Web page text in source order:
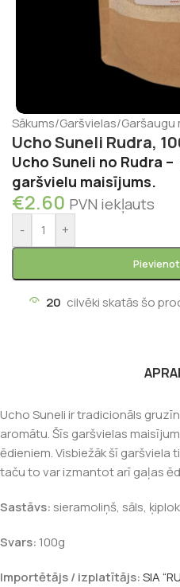
Sākums/Garšvielas/Garšaugu
Ucho Suneli Rudra,
Ucho Suneli no Rudra
garšvielu maisījums.
€2.60 PVN iekļauts
- +
20 cilvēki skatās šo
Ucho Suneli ir tradicionāls
aromātu. Šīs garšvielas
ēdieniem. Visbiežāk šī garšviela
taču to var izmantot arī gaļas
Sastāvs: sieramoliņš, sāls,
Svars: 100g
Importētājs / izplatītājs:SIA